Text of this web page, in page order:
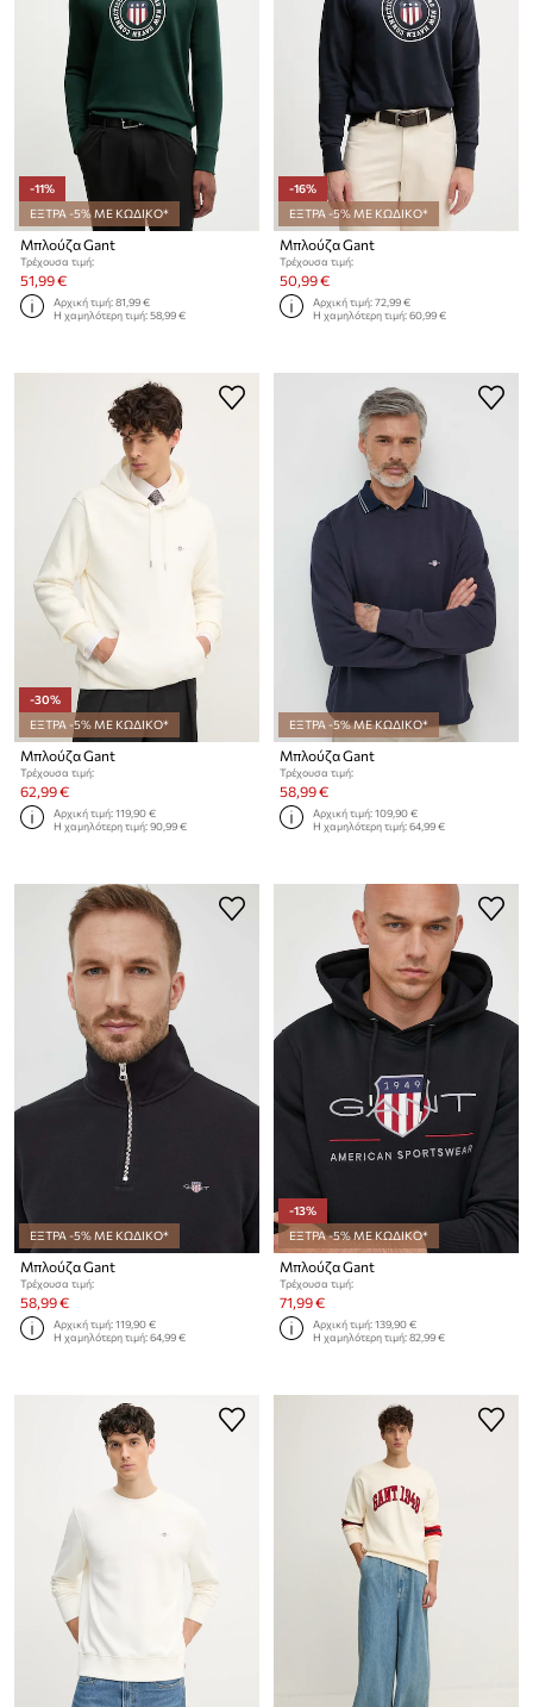
-11%
ΕΞΤΡΑ -5% ΜΕ ΚΩΔΙΚΟ*
Μπλούζα Gant
Τρέχουσα τιμή:
51,99 €
Αρχική τιμή:81,99 €
Η χαμηλότερη τιμή:58,99 €
-16%
ΕΞΤΡΑ -5% ΜΕ ΚΩΔΙΚΟ*
Μπλούζα Gant
Τρέχουσα τιμή:
50,99 €
Αρχική τιμή:72,99 €
Η χαμηλότερη τιμή:60,99 €
-30%
ΕΞΤΡΑ -5% ΜΕ ΚΩΔΙΚΟ*
Μπλούζα Gant
Τρέχουσα τιμή:
62,99 €
Αρχική τιμή:119,90 €
Η χαμηλότερη τιμή:90,99 €
ΕΞΤΡΑ -5% ΜΕ ΚΩΔΙΚΟ*
Μπλούζα Gant
Τρέχουσα τιμή:
58,99 €
Αρχική τιμή:109,90 €
Η χαμηλότερη τιμή:64,99 €
ΕΞΤΡΑ -5% ΜΕ ΚΩΔΙΚΟ*
Μπλούζα Gant
Τρέχουσα τιμή:
58,99 €
Αρχική τιμή:119,90 €
Η χαμηλότερη τιμή:64,99 €
-13%
ΕΞΤΡΑ -5% ΜΕ ΚΩΔΙΚΟ*
Μπλούζα Gant
Τρέχουσα τιμή:
71,99 €
Αρχική τιμή:139,90 €
Η χαμηλότερη τιμή:82,99 €